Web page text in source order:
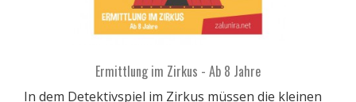
Ermittlung im Zirkus - Ab 8 Jahre
In dem Detektivspiel im Zirkus müssen die kleinen